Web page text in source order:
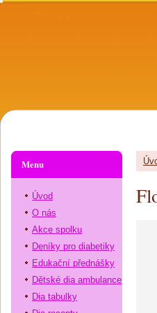
Menu
Úvod
O nás
Akce spolku
Deníky pro diabetiky
Edukační přednášky
Dětské dia ambulance
Dia tabulky